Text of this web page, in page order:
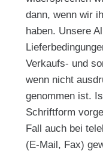
dann, wenn wir
haben. Unsere
Verkaufs- und
wenn nicht
genommen ist.
Schriftform
Fall auch bei
(E-Mail, Fax)